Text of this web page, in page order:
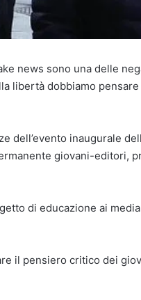
news sono una delle
libertà dobbiamo
dell’evento inaugurale
giovani-editori,
di educazione ai
il pensiero critico dei